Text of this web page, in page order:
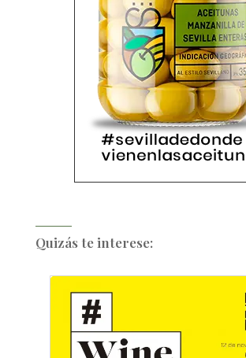
Quizás te interese: